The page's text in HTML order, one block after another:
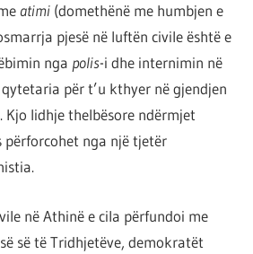
atimi (domethënë me humbjen e
pjesë në luftën civile është e
nga polis-i dhe internimin në
për t’u kthyer në gjendjen
lidhje thelbësore ndërmjet
nga një tjetër
në Athinë e cila përfundoi me
së të Tridhjetëve, demokratët